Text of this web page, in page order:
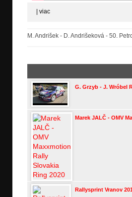
viac
M. Andrišek - D. Andrišeková - 50.
G. Grzyb - J. Wróbel
Marek JALČ - OMV
Rallysprint Vranov